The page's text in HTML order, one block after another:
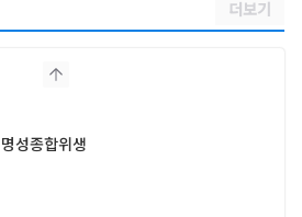
더보기
명성종합위생